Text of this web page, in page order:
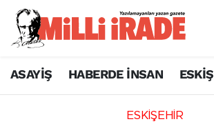
ASAYİŞ HABERDE İNSAN
ESKİŞEHİR